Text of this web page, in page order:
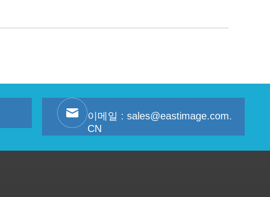
이메일 : sales@eastimage.com.
CN